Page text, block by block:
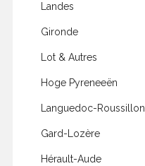
Landes
Gironde
Lot & Autres
Hoge Pyreneeën
Languedoc-Roussillon
Gard-Lozère
Hérault-Aude